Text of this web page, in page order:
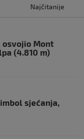
Najčitanije
osvojio Mont
(4.810 m)
sjećanja,